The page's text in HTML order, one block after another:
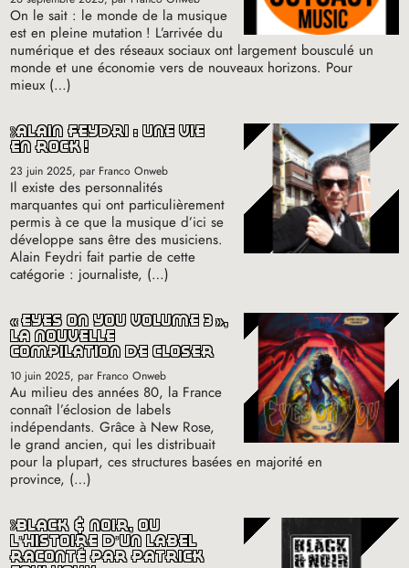
On le sait : le monde de la musique
est en pleine mutation ! L’arrivée du
numérique et des réseaux sociaux ont largement bousculé un
monde et une économie vers de nouveaux horizons. Pour
mieux (…)
alain feydri : une vie
en rock !
23 juin 2025, par Franco Onweb
Il existe des personnalités
marquantes qui ont particulièrement
permis à ce que la musique d’ici se
développe sans être des musiciens.
Alain Feydri fait partie de cette
catégorie : journaliste, (…)
«eyes on you volume 3»,
la nouvelle
compilation de closer
10 juin 2025, par Franco Onweb
Au milieu des années 80, la France
connaît l’éclosion de labels
indépendants. Grâce à New Rose,
le grand ancien, qui les distribuait
pour la plupart, ces structures basées en majorité en
province, (…)
black & noir, où
l’histoire d’un label
raconté par patrick